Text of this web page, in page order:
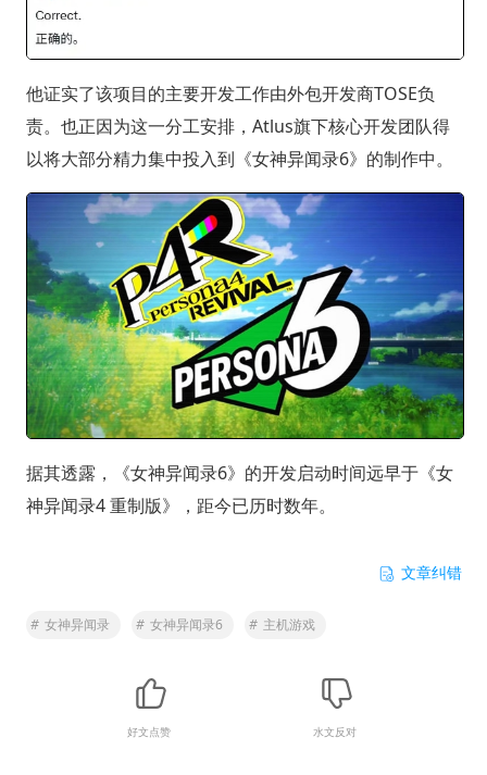
他证实了该项目的主要开发工作由外包开发商TOSE负
责。也正因为这一分工安排，Atlus旗下核心开发团队得
以将大部分精力集中投入到《女神异闻录6》的制作中。
据其透露，《女神异闻录6》的开发启动时间远早于《女
神异闻录4 重制版》，距今已历时数年。
文章纠错
# 女神异闻录 # 女神异闻录6 # 主机游戏
好文点赞 水文反对